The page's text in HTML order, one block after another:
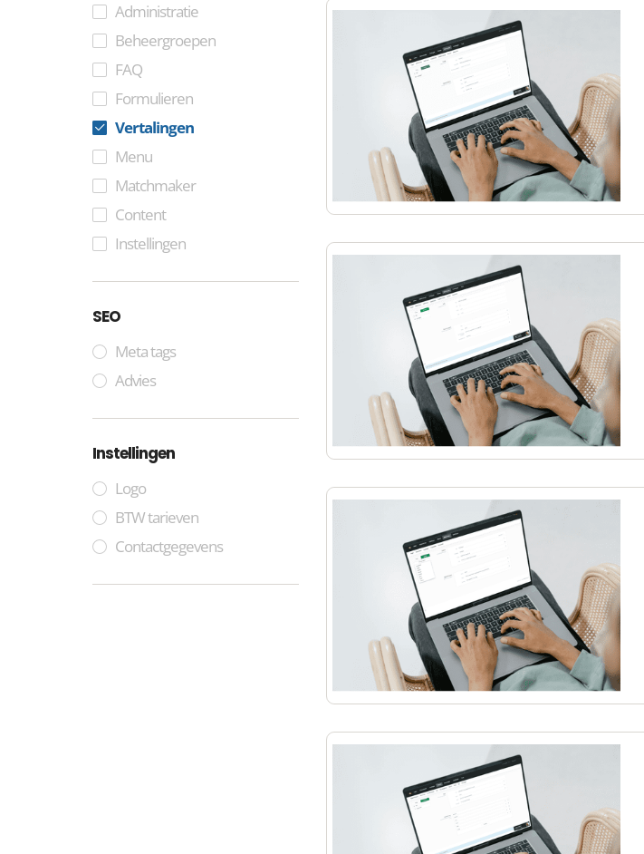
Administratie
Beheergroepen
FAQ
Formulieren
Vertalingen
Menu
Matchmaker
Content
Instellingen
SEO
Meta tags
Advies
Instellingen
Logo
BTW tarieven
Contactgegevens